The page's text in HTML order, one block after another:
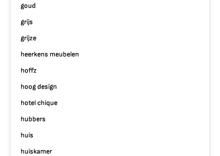
goud
grijs
grijze
heerkens meubelen
hoffz
hoog design
hotel chique
hubbers
huis
huiskamer